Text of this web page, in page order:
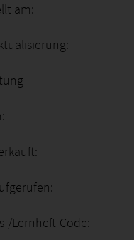
am:
Lernheft-Code: